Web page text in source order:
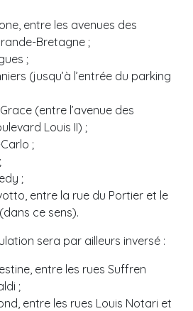
entre les avenues des
Bretagne ;
;
(jusqu’à l’entrée du parking
(entre l’avenue des
Louis II) ;
;
;
entre la rue du Portier et le
ce sens).
sera par ailleurs inversé :
entre les rues Suffren
;
entre les rues Louis Notari et